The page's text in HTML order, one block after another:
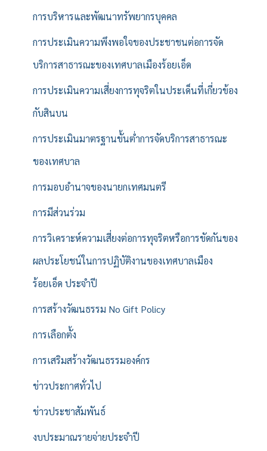
การบริหารและพัฒนาทรัพยากรบุคคล
การประเมินความพึงพอใจของประชาชนต่อการจัด
บริการสาธารณะของเทศบาลเมืองร้อยเอ็ด
การประเมินความเสี่ยงการทุจริตในประเด็นที่เกี่ยวข้อง
กับสินบน
การประเมินมาตรฐานขั้นต่ำการจัดบริการสาธารณะ
ของเทศบาล
การมอบอำนาจของนายกเทศมนตรี
การมีส่วนร่วม
การวิเคราะห์ความเสี่ยงต่อการทุจริตหรือการขัดกันของ
ผลประโยชน์ในการปฏิบัติงานของเทศบาลเมือง
ร้อยเอ็ด ประจำปี
การสร้างวัฒนธรรม No Gift Policy
การเลือกตั้ง
การเสริมสร้างวัฒนธรรมองค์กร
ข่าวประกาศทั่วไป
ข่าวประชาสัมพันธ์
งบประมาณรายจ่ายประจำปี